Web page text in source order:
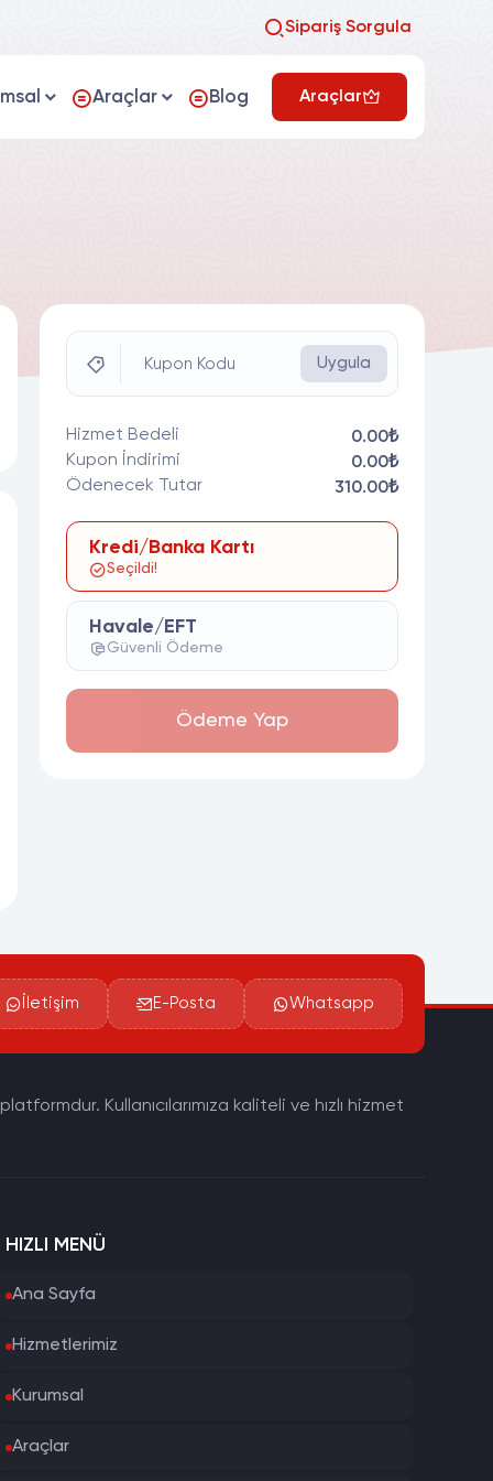
Sipariş Sorgula
Araçlar Blog Araçlar
Kupon Kodu Uygula
Hizmet Bedeli
0.00₺
Kupon İndirimi
0.00₺
Ödenecek Tutar
310.00₺
Kredi/Banka Kartı
Seçildi!
Havale/EFT
Güvenli Ödeme
Ödeme Yap
İletişim E-Posta Whatsapp
Kullanıcılarımıza kaliteli ve hızlı hizmet
HIZLI MENÜ
Ana Sayfa
Hizmetlerimiz
Kurumsal
Araçlar